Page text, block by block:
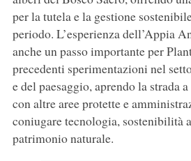
per la tutela e la gestione
periodo. L’esperienza dell’Appia
anche un passo importante per
precedenti sperimentazioni nel
e del paesaggio, aprendo la strada
con altre aree protette e
coniugare tecnologia, sostenibilità
patrimonio naturale.